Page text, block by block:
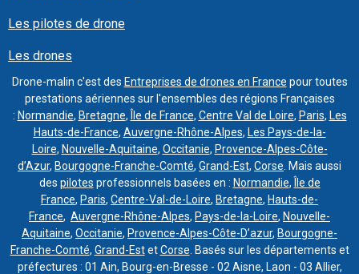
Les pilotes de drone
Les drones
Drone-malin c'est des Entreprises de drones en France pour toutes
prestations aériennes sur l'ensembles des régions Françaises
: Normandie, Bretagne, Île de France, Centre Val de Loire, Paris, Les
Hauts-de-France, Auvergne-Rhône-Alpes, Les Pays-de-la-
Loire, Nouvelle-Aquitaine, Occitanie, Provence-Alpes-Côte-
d’Azur, Bourgogne-Franche-Comté, Grand-Est, Corse . Mais aussi
des pilotes professionnels basées en : Normandie,
Île de
France, Paris, Centre-Val-de-Loire, Bretagne, Hauts-de-
France, Auvergne-Rhône-Alpes, Pays-de-la-Loire, Nouvelle-
Aquitaine, Occitanie, Provence-Alpes-Côte-D’azur, Bourgogne-
Franche-Comté, Grand-EstetCorse . Basés sur les départements et
préfectures : 01 Ain, Bourg-en-Bresse - 02 Aisne, Laon - 03 Allier,